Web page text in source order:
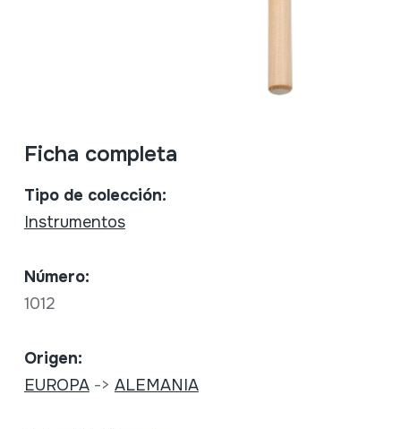
Ficha completa
Tipo de colección:
Instrumentos
Número:
1012
Origen:
EUROPA-> ALEMANIA